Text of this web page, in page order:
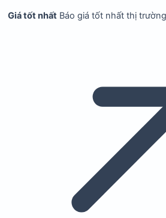
Giá tốt nhất Báo giá tốt nhất thị trường